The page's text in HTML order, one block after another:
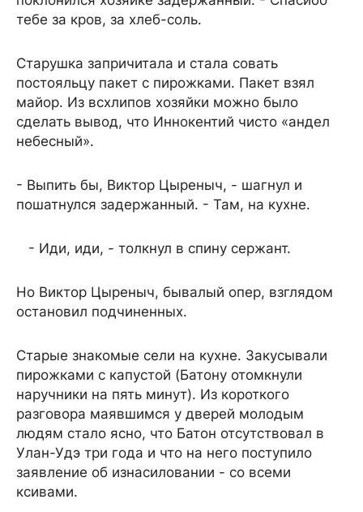
тебе за кров, за хлеб-соль.
Старушка запричитала и стала совать
постояльцу пакет с пирожками. Пакет взял
майор. Из всхлипов хозяйки можно было
сделать вывод, что Иннокентий чисто «андел
небесный».
- Выпить бы, Виктор Цыреныч, - шагнул и
пошатнулся задержанный. - Там, на кухне.
- Иди, иди, - толкнул в спину сержант.
Но Виктор Цыреныч, бывалый опер, взглядом
остановил подчиненных.
Старые знакомые сели на кухне. Закусывали
пирожками с капустой (Батону отомкнули
наручники на пять минут). Из короткого
разговора маявшимся у дверей молодым
людям стало ясно, что Батон отсутствовал в
Улан-Удэ три года и что на него поступило
заявление об изнасиловании - со всеми
ксивами.